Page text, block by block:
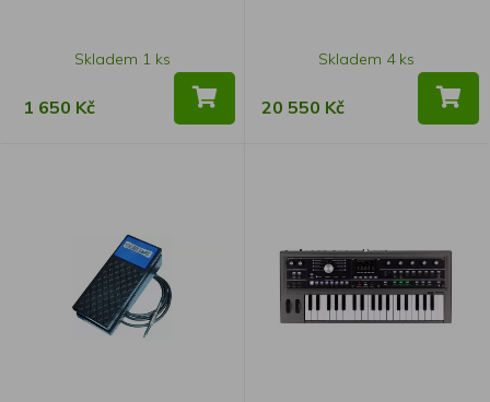
Skladem 1 ks
1 650 Kč
Skladem 4 ks
20 550 Kč